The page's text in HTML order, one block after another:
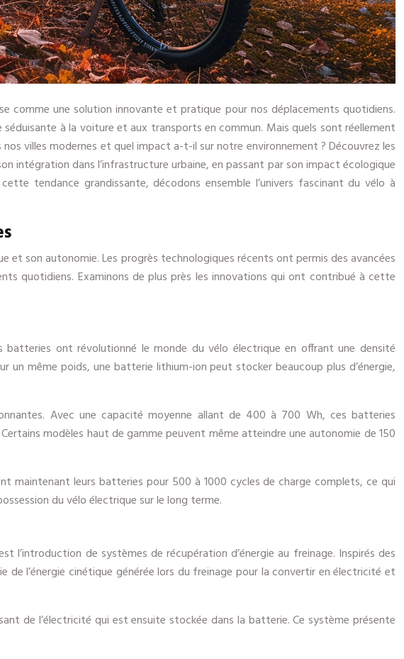
comme une solution innovante et pratique pour nos déplacements quotidiens.
à la voiture et aux transports en commun. Mais quels sont réellement
villes modernes et quel impact a-t-il sur notre environnement ? Découvrez les
intégration dans l’infrastructure urbaine, en passant par son impact écologique
tendance grandissante, décodons ensemble l’univers fascinant du vélo à
et son autonomie. Les progrès technologiques récents ont permis des avancées
quotidiens. Examinons de plus près les innovations qui ont contribué à cette
ont révolutionné le monde du vélo électrique en offrant une densité
même poids, une batterie lithium-ion peut stocker beaucoup plus d’énergie,
Avec une capacité moyenne allant de 400 à 700 Wh, ces batteries
modèles haut de gamme peuvent même atteindre une autonomie de 150
maintenant leurs batteries pour 500 à 1000 cycles de charge complets, ce qui
du vélo électrique sur le long terme.
l’introduction de systèmes de récupération d’énergie au freinage. Inspirés des
l’énergie cinétique générée lors du freinage pour la convertir en électricité et
de l’électricité qui est ensuite stockée dans la batterie. Ce système présente